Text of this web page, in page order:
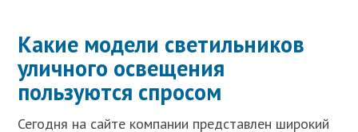
Какие модели светильников
уличного освещения
пользуются спросом
Сегодня на сайте компании представлен широкий